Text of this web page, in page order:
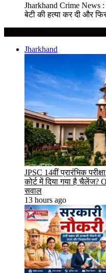
Jharkhand Crime News :
बेटी की हत्या कर दी और
Jharkhand
JPSC 14वीं प्रारंभिक
कोर्ट में दिया गया है
सवाल
13 hours ago